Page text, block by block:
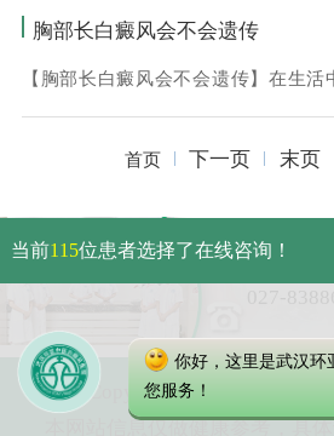
胸部长白癜风会不会遗传
【胸部长白癜风会不会遗传】在生活
首页 下一页 末页
武汉市
免费电话
Copyright 2023 武汉环亚中
本网站信息仅做健康参考，具
当前115位患者选择了在线咨询！
你好，这里是武汉环
您服务！